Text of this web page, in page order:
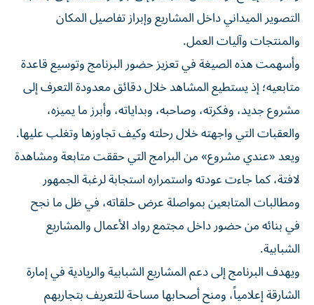
التصوير الميداني داخل المشاريع وإبراز تفاصيل المكان
والمنتجات وآليات العمل.
وأسهمت هذه الصيغة في تعزيز حضور البرنامج وتوسيع قاعدة
متابعيه؛ إذ يستطيع المشاهد خلال دقائق معدودة التعرف إلى
مشروع جديد، وفكرته، وصاحبه، وبداياته، وأبرز ما يميزه،
والعقبات التي واجهته خلال رحلته وكيف تجاوزها وتغلب عليها.
ويعد «عندي مشروع» من البرامج التي حققت متابعة ومشاهدة
لافتة، كما جاءت عودته واستمراره استجابة لرغبة الجمهور
ومطالبات المتابعين بمواصلة عرض حلقاته، في ظل ما نجح
في بنائه من حضور داخل مجتمع رواد الأعمال والمشاريع
الشبابية.
ويهدف البرنامج إلى دعم المشاريع الشبابية والريادية في إمارة
الشارقة إعلامياً، ومنح أصحابها مساحة للتعريف بتجاربهم